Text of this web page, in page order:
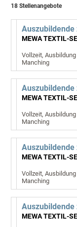
18 Stellenangebote
Vollzeit, Ausbildung
Manching
Vollzeit, Ausbildung
Manching
Vollzeit, Ausbildung
Manching